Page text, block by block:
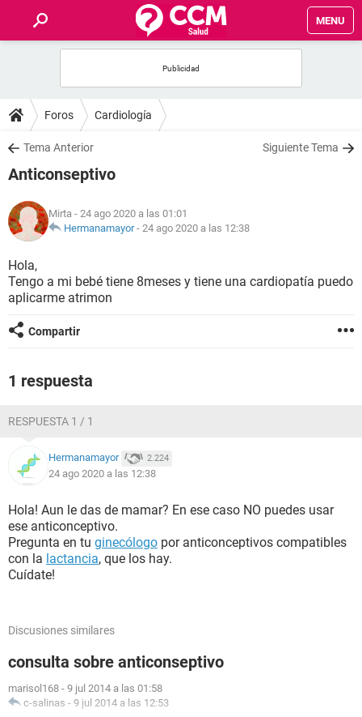
MENU
FOROS
SALUD
NUTRICIÓN
BIENESTAR
Foros Cardiología
Tema Anterior Siguiente Tema
Anticonseptivo
Mirta - 24 ago 2020 a las 01:01
Hermanamayor- 24 ago 2020 a las 12:38
Hola,
Tengo a mi bebé tiene 8meses y tiene una cardiopatía puedo
aplicarme atrimon
Compartir
1 respuesta
RESPUESTA 1 / 1
Hermanamayor 2.224
24 ago 2020 a las 12:38
Hola! Aun le das de mamar? En ese caso NO puedes usar
ese anticonceptivo.
Pregunta en tu ginecólogo por anticonceptivos compatibles
con la lactancia, que los hay.
Cuídate!
Discusiones similares
consulta sobre anticonseptivo
marisol168 - 9 jul 2014 a las 01:58
c-salinas - 9 jul 2014 a las 12:53